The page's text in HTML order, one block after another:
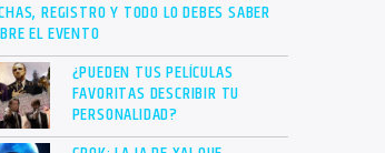
REGISTRO Y TODO LO DEBES SABER
EL EVENTO
¿PUEDEN TUS PELÍCULAS
FAVORITAS DESCRIBIR TU
PERSONALIDAD?